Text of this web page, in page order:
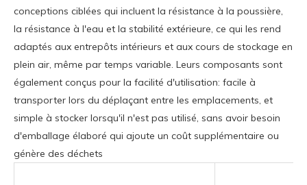
conceptions ciblées qui incluent la résistance à la poussière,
la résistance à l'eau et la stabilité extérieure, ce qui les rend
adaptés aux entrepôts intérieurs et aux cours de stockage en
plein air, même par temps variable. Leurs composants sont
également conçus pour la facilité d'utilisation: facile à
transporter lors du déplaçant entre les emplacements, et
simple à stocker lorsqu'il n'est pas utilisé, sans avoir besoin
d'emballage élaboré qui ajoute un coût supplémentaire ou
génère des déchets